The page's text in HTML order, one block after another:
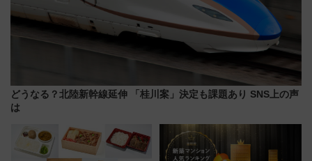
どうなる？北陸新幹線延伸 「桂川案」決定も課題あり SNS上の声
は